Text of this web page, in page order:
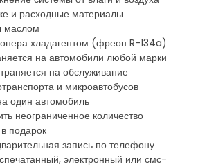
и расходные материалы
маслом
хладагентом (фреон R-134a)
на автомобили любой марки
на обслуживание
и микроавтобусов
один автомобиль
неограниченное количество
подарок
запись по телефону
электронный или смс-